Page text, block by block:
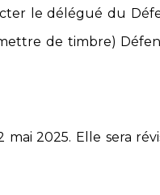
le délégué du
de timbre)
2025. Elle sera